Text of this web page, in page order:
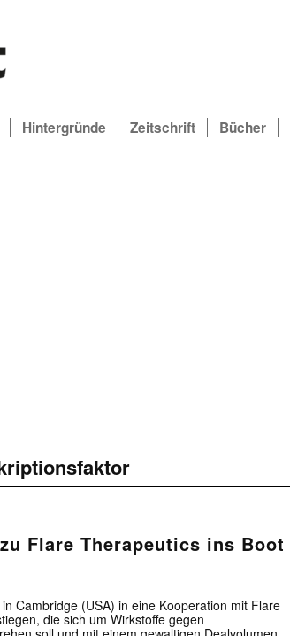
Hintergründe Zeitschrift Bücher
Flare Therapeutics ins Boot
Cambridge (USA) in eine Kooperation mit Flare
die sich um Wirkstoffe gegen